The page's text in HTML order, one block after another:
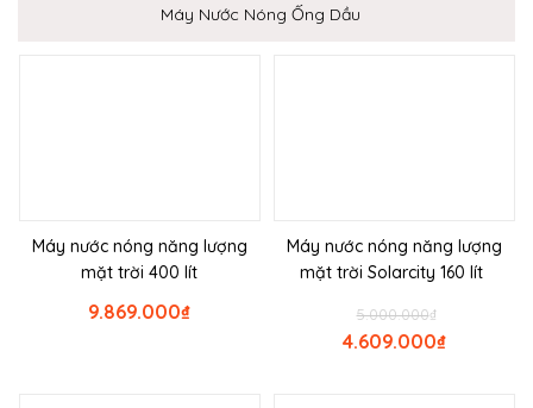
Máy Nước Nóng Ống Dầu
Máy nước nóng năng lượng
mặt trời 400 lít
₫
9.869.000
Máy nước nóng năng lượng
mặt trời Solarcity 160 lít
₫
5.000.000
₫
4.609.000